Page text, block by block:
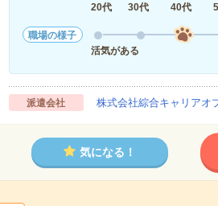
20代
30代 40代
職場の様子
活気がある
派遣会社 株式会社綜合キャリア
気になる！